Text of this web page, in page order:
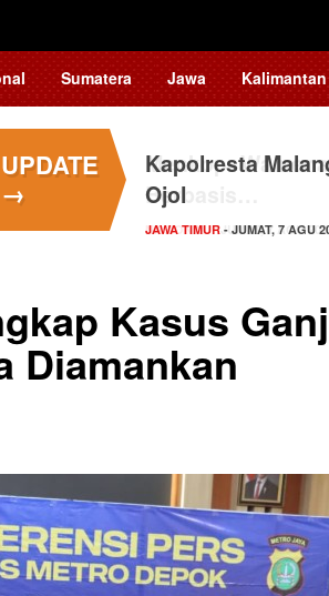
Sumatera Jawa Kalimantan
UPDATE
→
Kapolresta
Ojol
JAWA TIMUR - JUMAT, 7 AGU
Kasus
Diamankan